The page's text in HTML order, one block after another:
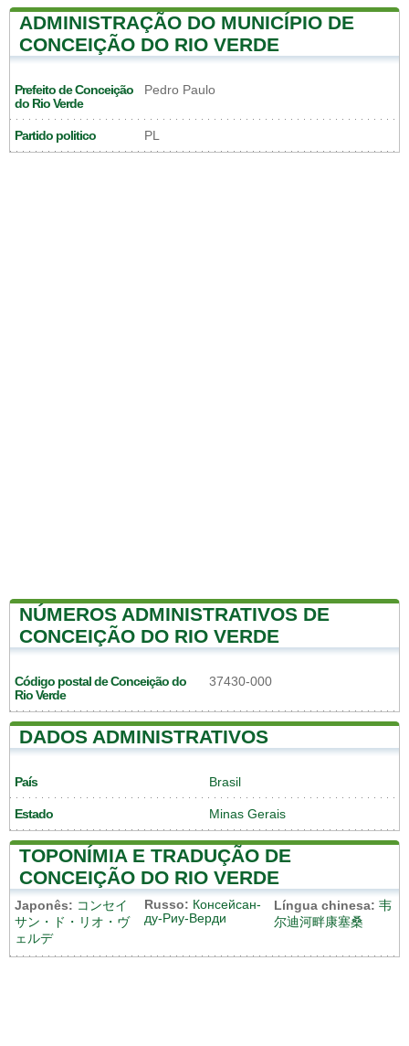
ADMINISTRAÇÃO DO MUNICÍPIO DE
CONCEIÇÃO DO RIO VERDE
Prefeito de Conceição
do Rio Verde
Pedro Paulo
Partido politico PL
NÚMEROS ADMINISTRATIVOS DE
CONCEIÇÃO DO RIO VERDE
Código postal de Conceição do
Rio Verde
37430-000
DADOS ADMINISTRATIVOS
País Brasil
Estado Minas Gerais
TOPONÍMIA E TRADUÇÃO DE
CONCEIÇÃO DO RIO VERDE
Japonês: コンセイ
サン・ド・リオ・ヴ
ェルデ
Russo: Консейсан-
ду-Риу-Верди
Língua chinesa: 韦
尔迪河畔康塞桑